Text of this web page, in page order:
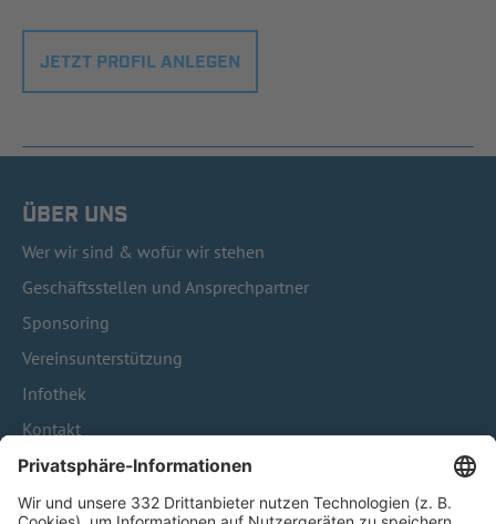
JETZT PROFIL ANLEGEN
ÜBER UNS
Wer wir sind & wofür wir stehen
Geschäftsstellen und Ansprechpartner
Sponsoring
Vereinsunterstützung
Infothek
Kontakt
HÄUFIG BESUCHTE SEITEN